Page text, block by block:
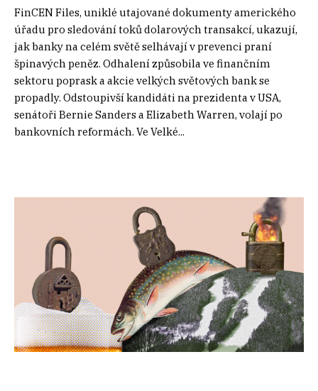
FinCEN Files, uniklé utajované dokumenty amerického
úřadu pro sledování toků dolarových transakcí, ukazují,
jak banky na celém světě selhávají v prevenci praní
špinavých peněz. Odhalení způsobila ve finančním
sektoru poprask a akcie velkých světových bank se
propadly. Odstoupivší kandidáti na prezidenta v USA,
senátoři Bernie Sanders a Elizabeth Warren, volají po
bankovních reformách. Ve Velké...